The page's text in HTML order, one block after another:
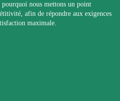
nous mettons un point
afin de répondre aux exigences
maximale.